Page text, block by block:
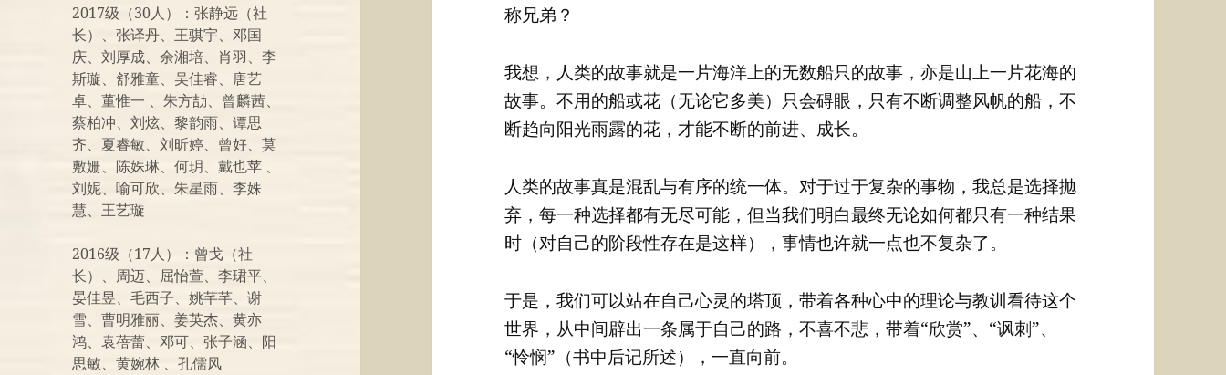
2017级（30人）：张静远（社
长）、张译丹、王骐宇、邓国
庆、刘厚成、余湘培、肖羽、李
斯璇、舒雅童、吴佳睿、唐艺
卓、董惟一 、朱方劼、曾麟茜、
蔡柏冲、刘炫、黎韵雨、谭思
齐、夏睿敏、刘昕婷、曾好、莫
敷姗、陈姝琳、何玥、戴也苹 、
刘妮、喻可欣、朱星雨、李姝
慧、王艺璇
2016级（17人）：曾戈（社
长）、周迈、屈怡萱、李珺平、
晏佳昱、毛西子、姚芊芊、谢
雪、曹明雅丽、姜英杰、黄亦
鸿、袁蓓蕾、邓可、张子涵、阳
思敏、黄婉林 、孔儒风
称兄弟？
我想，人类的故事就是一片海洋上的无数船只的故事，亦是山上一片花海的
故事。不用的船或花（无论它多美）只会碍眼，只有不断调整风帆的船，不
断趋向阳光雨露的花，才能不断的前进、成长。
人类的故事真是混乱与有序的统一体。对于过于复杂的事物，我总是选择抛
弃，每一种选择都有无尽可能，但当我们明白最终无论如何都只有一种结果
时（对自己的阶段性存在是这样），事情也许就一点也不复杂了。
于是，我们可以站在自己心灵的塔顶，带着各种心中的理论与教训看待这个
世界，从中间辟出一条属于自己的路，不喜不悲，带着“欣赏”、“讽刺”、
“怜悯”（书中后记所述），一直向前。